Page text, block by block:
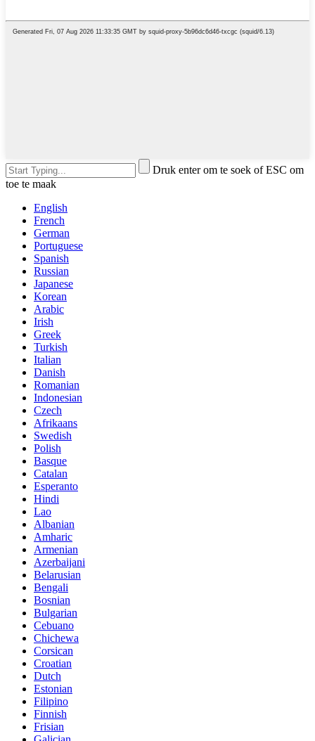
Druk enter om te soek of ESC om
toe te maak
English
French
German
Portuguese
Spanish
Russian
Japanese
Korean
Arabic
Irish
Greek
Turkish
Italian
Danish
Romanian
Indonesian
Czech
Afrikaans
Swedish
Polish
Basque
Catalan
Esperanto
Hindi
Lao
Albanian
Amharic
Armenian
Azerbaijani
Belarusian
Bengali
Bosnian
Bulgarian
Cebuano
Chichewa
Corsican
Croatian
Dutch
Estonian
Filipino
Finnish
Frisian